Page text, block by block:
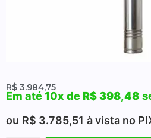
R$ 3.984,75
Em até 10x deR$398,48
ou R$ 3.785,51 à vista no